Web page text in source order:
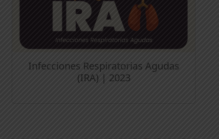
Infecciones Respiratorias Agudas
(IRA) | 2023